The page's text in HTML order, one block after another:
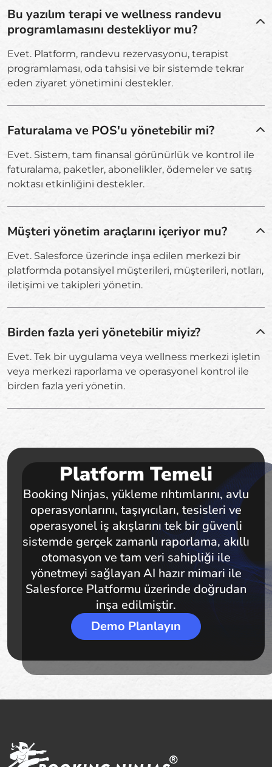
Bu yazılım terapi ve wellness randevu
programlamasını destekliyor mu?
Evet. Platform, randevu rezervasyonu, terapist
programlaması, oda tahsisi ve bir sistemde tekrar
eden ziyaret yönetimini destekler.
Faturalama ve POS'u yönetebilir mi?
Evet. Sistem, tam finansal görünürlük ve kontrol ile
faturalama, paketler, abonelikler, ödemeler ve satış
noktası etkinliğini destekler.
Müşteri yönetim araçlarını içeriyor mu?
Evet. Salesforce üzerinde inşa edilen merkezi bir
platformda potansiyel müşterileri, müşterileri, notları,
iletişimi ve takipleri yönetin.
Birden fazla yeri yönetebilir miyiz?
Evet. Tek bir uygulama veya wellness merkezi işletin
veya merkezi raporlama ve operasyonel kontrol ile
birden fazla yeri yönetin.
Platform Temeli
Booking Ninjas, yükleme rıhtımlarını, avlu
operasyonlarını, taşıyıcıları, tesisleri ve
operasyonel iş akışlarını tek bir güvenli
sistemde gerçek zamanlı raporlama, akıllı
otomasyon ve tam veri sahipliği ile
yönetmeyi sağlayan AI hazır mimari ile
Salesforce Platformu üzerinde doğrudan
inşa edilmiştir.
Demo Planlayın